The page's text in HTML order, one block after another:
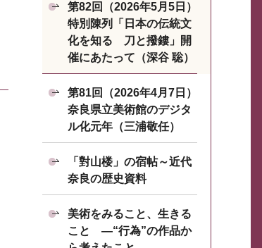
第82回（2026年5月5日）
特別陳列「日本の伝統文
化を知る 刀と撥鏤」開
催にあたって（深谷 聡）
第81回（2026年4月7日）
奈良県立美術館のデジタ
ル化元年（三浦敬任）
「對山楼」の宿帖～近代
奈良の歴史資料
美術をみること、生きる
こと ―“行為”の作品か